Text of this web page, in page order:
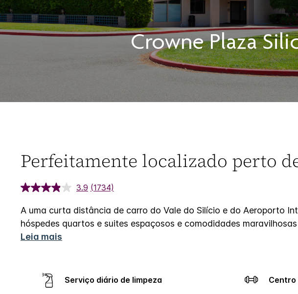
Crowne Plaza
Perfeitamente localizado perto
3.9 (1734)
A uma curta distância de carro do Vale do Silício e do Aeroporto
hóspedes quartos e suites espaçosos e comodidades
Leia mais
Serviço diário de limpeza